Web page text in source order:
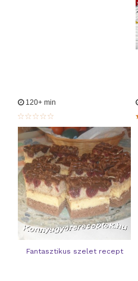
120+ min
Fantasztikus szelet recept